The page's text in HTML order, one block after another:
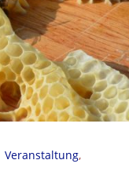
Veranstaltung,